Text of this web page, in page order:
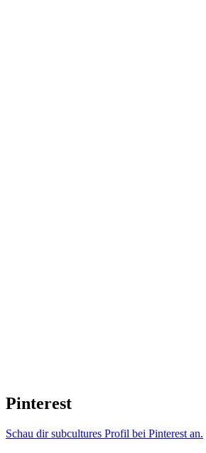
Pinterest
Schau dir subcultures Profil bei Pinterest an.